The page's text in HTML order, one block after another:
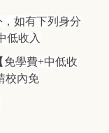
如有下列身分
低收入
免學費+中低收
校內免